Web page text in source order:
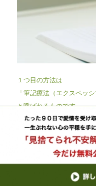
１つ目の方法は
「筆記療法（エクスペッ
と呼ばれるものです。
筆記療法は心理学者のジ
提唱した心理療法です。
この療法では自分が考えて
感情について20分間書きま